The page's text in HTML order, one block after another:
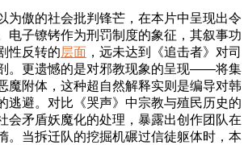
为傲的社会批判锋芒，在本片中呈现出令
电子镣铐作为刑罚制度的象征，其叙事功
性反转的层面 ，远未达到《追击者》对司
。更遗憾的是对邪教现象的呈现——将集
魔附体，这种超自然解释实则是编导对韩
逃避。对比《哭声》中宗教与殖民历史的
会矛盾妖魔化的处理，暴露出创作团队在
。当拆迁队的挖掘机碾过信徒躯体时，本